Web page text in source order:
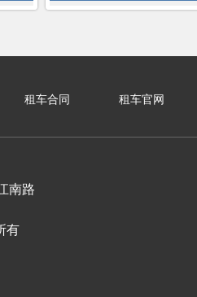
租车合同 租车官网
南路
有